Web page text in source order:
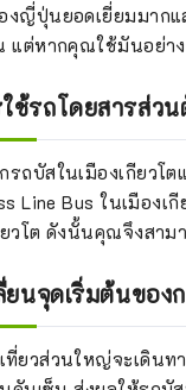
งญี่ปุ่นยอดเยี่ยมมากแ
แต่หากคุณใช้มันอย่า
ช้รถโดยสารส่วน
รถบัสในเมืองเกียวโ
Line Bus ในเมือง
ยวโต ดังนั้นคุณจึงสาม
ยนจุดเริ่มต้นของ
ที่ยวส่วนใหญ่จะเดินท